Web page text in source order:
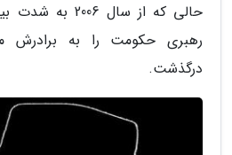
رهبری حکومت را به برادرش
درگذشت.